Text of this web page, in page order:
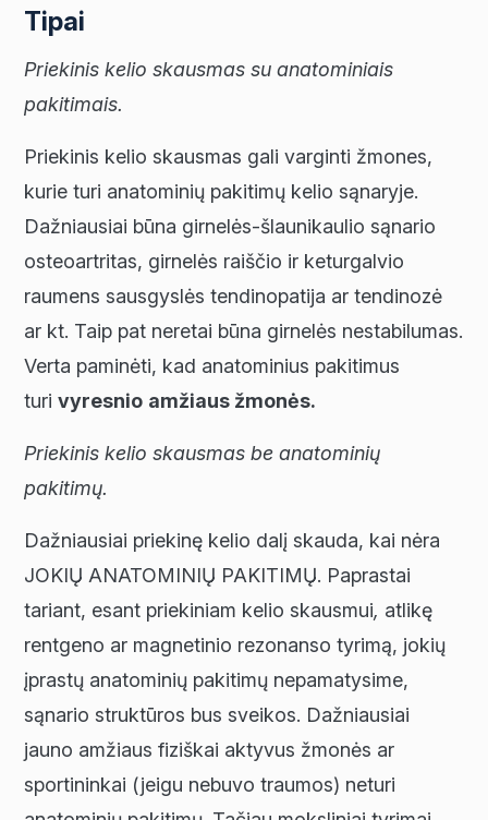
Tipai
Priekinis kelio skausmas su anatominiais
pakitimais.
Priekinis kelio skausmas gali varginti žmones,
kurie turi anatominių pakitimų kelio sąnaryje.
Dažniausiai būna girnelės-šlaunikaulio sąnario
osteoartritas, girnelės raiščio ir keturgalvio
raumens sausgyslės tendinopatija ar tendinozė
ar kt. Taip pat neretai būna girnelės nestabilumas.
Verta paminėti, kad anatominius pakitimus
turivyresnio amžiaus žmonės.
Priekinis kelio skausmas be anatominių
pakitimų.
Dažniausiai priekinę kelio dalį skauda, kai nėra
JOKIŲ ANATOMINIŲ PAKITIMŲ. Paprastai
tariant, esant priekiniam kelio skausmui, atlikę
rentgeno ar magnetinio rezonanso tyrimą, jokių
įprastų anatominių pakitimų nepamatysime,
sąnario struktūros bus sveikos. Dažniausiai
jauno amžiaus fiziškai aktyvus žmonės ar
sportininkai (jeigu nebuvo traumos) neturi